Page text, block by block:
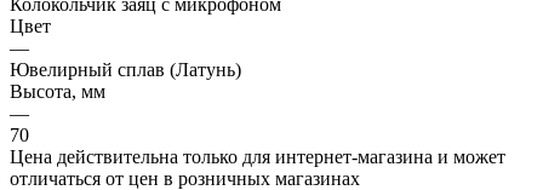
Цвет
—
Ювелирный сплав (Латунь)
Высота, мм
—
70
Цена действительна только для интернет-магазина и может
отличаться от цен в розничных магазинах